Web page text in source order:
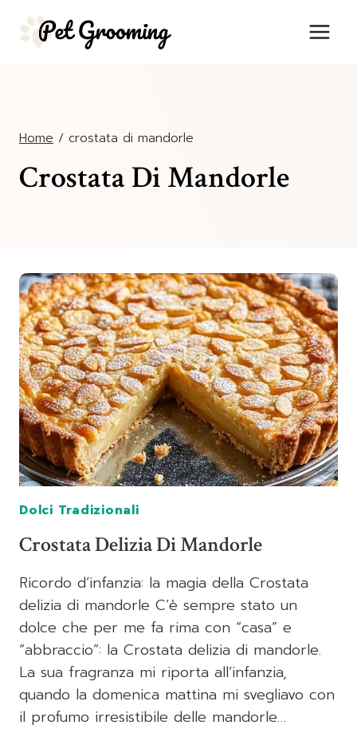
Home / crostata di mandorle
Crostata Di Mandorle
Dolci Tradizionali
Crostata Delizia Di Mandorle
Ricordo d’infanzia: la magia della Crostata
delizia di mandorle C’è sempre stato un
dolce che per me fa rima con “casa” e
“abbraccio”: la Crostata delizia di mandorle.
La sua fragranza mi riporta all’infanzia,
quando la domenica mattina mi svegliavo con
il profumo irresistibile delle mandorle…